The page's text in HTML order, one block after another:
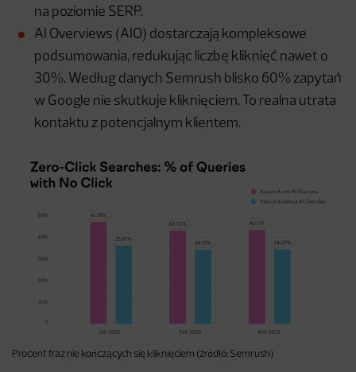
na poziomie SERP.
AI Overviews (AIO) dostarczają kompleksowe
podsumowania, redukując liczbę kliknięć nawet o
30%. Według danych Semrush blisko 60% zapytań
w Google nie skutkuje kliknięciem. To realna utrata
kontaktu z potencjalnym klientem.
Procent fraz nie kończących się kliknięciem (źródło: Semrush)